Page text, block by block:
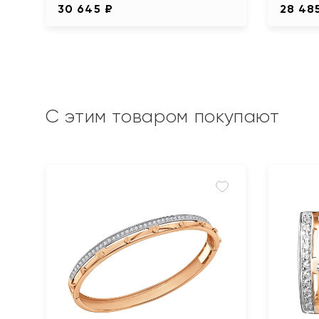
30 645 ₽ 28
С этим товаром покупают